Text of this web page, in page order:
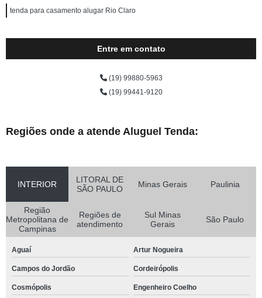
tenda para casamento alugar Rio Claro
Entre em contato
(19) 99880-5963
(19) 99441-9120
Regiões onde a atende Aluguel Tenda:
INTERIOR
LITORAL DE
SÃO PAULO
Minas Gerais Paulinia
Região
Metropolitana de
Campinas
Regiões de
atendimento
Sul Minas
Gerais
São Paulo
Aguaí Artur Nogueira
Campos do Jordão Cordeirópolis
Cosmópolis Engenheiro Coelho